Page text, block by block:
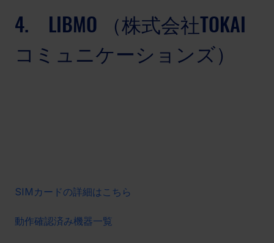
4.　LIBMO （株式会社TOKAI
コミュニケーションズ）
SIMカードの詳細はこちら
動作確認済み機器一覧